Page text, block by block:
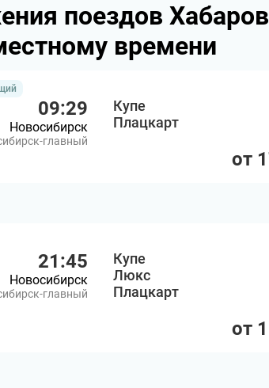
поездов
времени
09:29
Новосибирск
главный
Купе
Плацкарт
от
21:45
Новосибирск
главный
Купе
Люкс
Плацкарт
от